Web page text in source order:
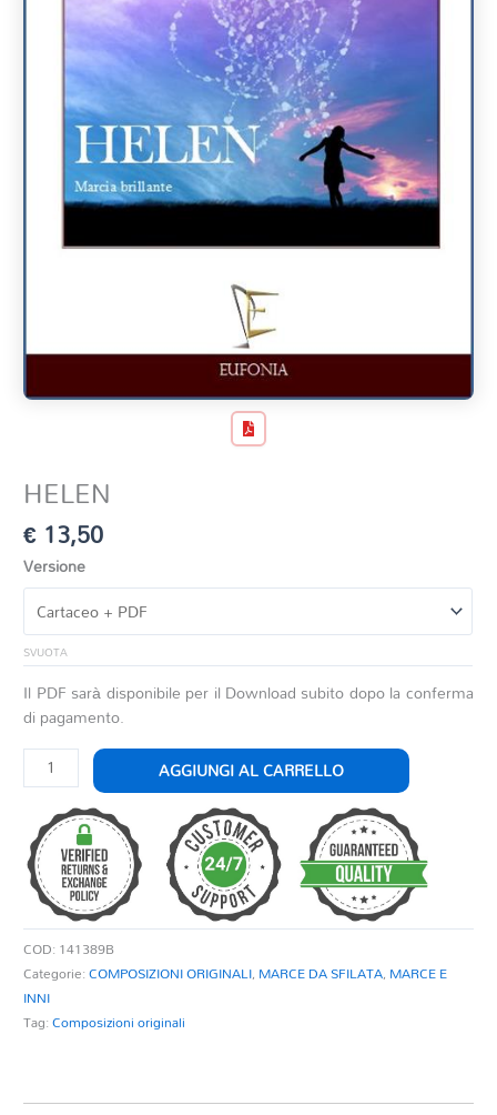
HELEN
€ 13,50
Versione
SVUOTA
Il PDF sarà disponibile per il Download subito dopo la conferma
di pagamento.
HELEN
quantità
AGGIUNGI AL CARRELLO
COD: 141389B
Categorie:COMPOSIZIONI ORIGINALI, MARCE DA SFILATA, MARCE E
INNI
Tag:Composizioni originali